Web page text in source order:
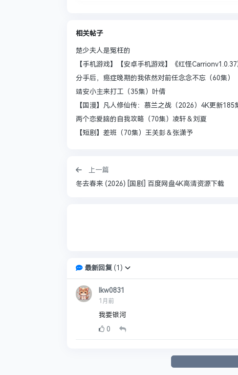
相关帖子
楚少夫人是冤枉的
【手机游戏】【安卓手机游戏】《红怪
分手后，癌症晚期的我依然对前任念念不忘（60集）
靖安小主来打工（35集）叶倩
【国漫】凡人修仙传：慕兰之战（2026）4K更新185
两个恋爱脑的自我攻略（70集）凌轩＆刘夏
【短剧】差班（70集）王关彭＆张潇予
上一篇
冬去春来 (2026) [国剧] 百度网盘4K高清资源下载
最新回复( 1 )
lkw0831
1月前
我要银河
0